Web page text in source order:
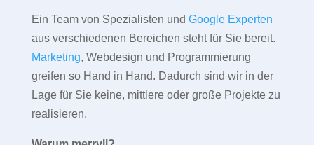
Ein Team von Spezialisten und Google Experten
aus verschiedenen Bereichen steht für Sie bereit.
Marketing, Webdesign und Programmierung
greifen so Hand in Hand. Dadurch sind wir in der
Lage für Sie keine, mittlere oder große Projekte zu
realisieren.